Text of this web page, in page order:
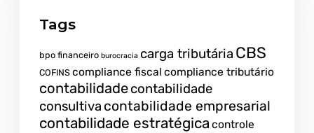
Tags
bpo financeiro burocracia carga tributária CBS
COFINS compliance fiscal compliance tributário
contabilidadecontabilidade
consultiva contabilidade empresarial
contabilidade estratégica controle